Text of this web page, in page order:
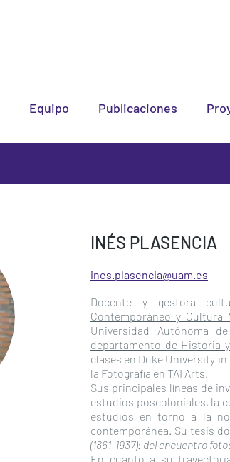
Equipo Publicaciones
INÉS PLASENCIA
ines.plasencia@uam.es
Docente y gestora
Contemporáneo y Cultura
Universidad Autónoma
departamento de Historia
clases en Duke University
la Fotografía en TAI Arts.
Sus principales líneas de
estudios poscoloniales, la
estudios en torno a la
contemporánea. Su tesis
(1861-1937): del encuentro
En cuanto a su